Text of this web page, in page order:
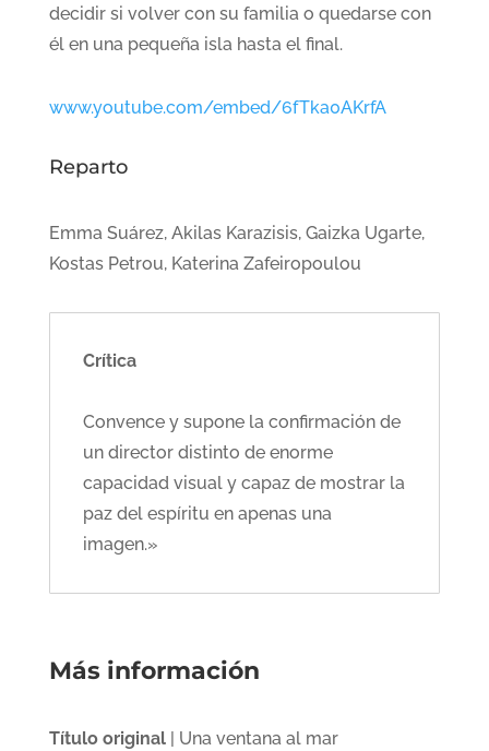
decidir si volver con su familia o quedarse con
él en una pequeña isla hasta el final.
www.youtube.com/embed/6fTka0AKrfA
Reparto
Emma Suárez, Akilas Karazisis, Gaizka Ugarte,
Kostas Petrou, Katerina Zafeiropoulou
Crítica
Convence y supone la confirmación de
un director distinto de enorme
capacidad visual y capaz de mostrar la
paz del espíritu en apenas una
imagen.»
Más información
Título original| Una ventana al mar